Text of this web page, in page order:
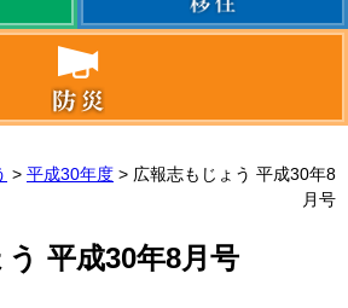
> 平成30年度 > 広報志もじょう 平成30年8
月号
平成30年8月号